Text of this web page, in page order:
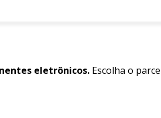
eletrônicos. Escolha o